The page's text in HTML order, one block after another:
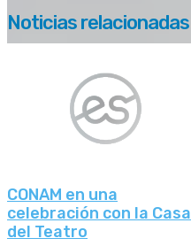
Noticias relacionadas
CONAM en una
celebración con la Casa
del Teatro